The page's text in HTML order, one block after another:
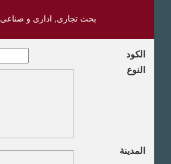
بحث تجارى, ادارى و صناعى
الكود
النوع
المدينة